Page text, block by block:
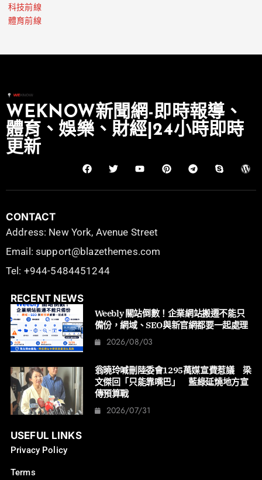
科技前線
體育前線
WEKNOW新聞網-即時報導、
體育、娛樂、財經|24小時即時
更新
CONTACT
Address: New York, Avenue Street
Email: support@blazethemes.com
Tel: +944-5484451244
RECENT NEWS
Weebly 關站倒數！企業網站搬遷不能只
備份，網域、SEO與新官網都要一起處理
2026/08/03
翁曉玲喊刪陸委會1295萬媒宣費惹議 梁
文傑回「只能靠嘴巴」 藍綠延燒地方宣
傳預算戰
2026/07/31
USEFUL LINKS
Privacy Policy
Terms